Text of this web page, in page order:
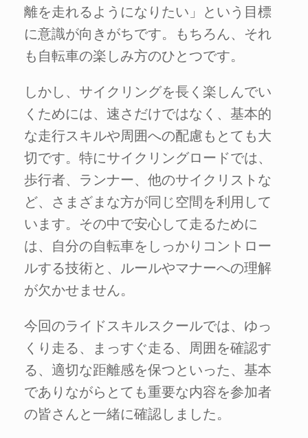
離を走れるようになりたい」という目標
に意識が向きがちです。もちろん、それ
も自転車の楽しみ方のひとつです。
しかし、サイクリングを長く楽しんでい
くためには、速さだけではなく、基本的
な走行スキルや周囲への配慮もとても大
切です。特にサイクリングロードでは、
歩行者、ランナー、他のサイクリストな
ど、さまざまな方が同じ空間を利用して
います。その中で安心して走るために
は、自分の自転車をしっかりコントロー
ルする技術と、ルールやマナーへの理解
が欠かせません。
今回のライドスキルスクールでは、ゆっ
くり走る、まっすぐ走る、周囲を確認す
る、適切な距離感を保つといった、基本
でありながらとても重要な内容を参加者
の皆さんと一緒に確認しました。